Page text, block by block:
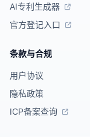
AI专利生成器
官方登记入口
条款与合规
用户协议
隐私政策
ICP备案查询